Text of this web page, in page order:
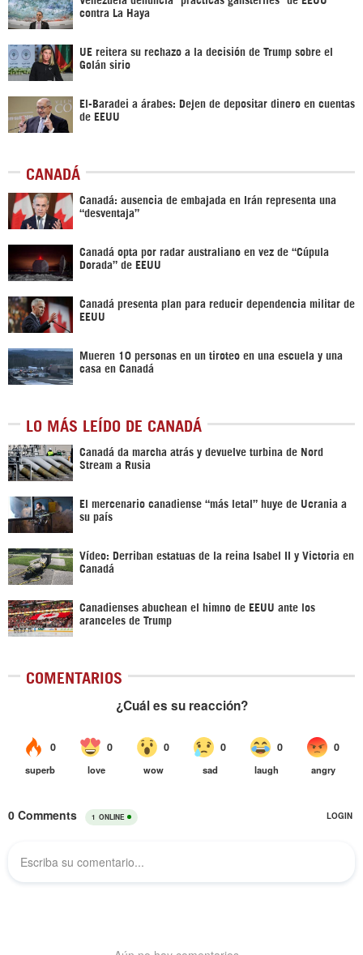
contra La Haya
UE reitera su rechazo a la decisión de Trump sobre el
Golán sirio
El-Baradei a árabes: Dejen de depositar dinero en cuentas
de EEUU
CANADÁ
Canadá: ausencia de embajada en Irán representa una
“desventaja”
Canadá opta por radar australiano en vez de “Cúpula
Dorada” de EEUU
Canadá presenta plan para reducir dependencia militar de
EEUU
Mueren 10 personas en un tiroteo en una escuela y una
casa en Canadá
LO MÁS LEÍDO DE CANADÁ
Canadá da marcha atrás y devuelve turbina de Nord
Stream a Rusia
El mercenario canadiense “más letal” huye de Ucrania a
su país
Vídeo: Derriban estatuas de la reina Isabel II y Victoria en
Canadá
Canadienses abuchean el himno de EEUU ante los
aranceles de Trump
COMENTARIOS